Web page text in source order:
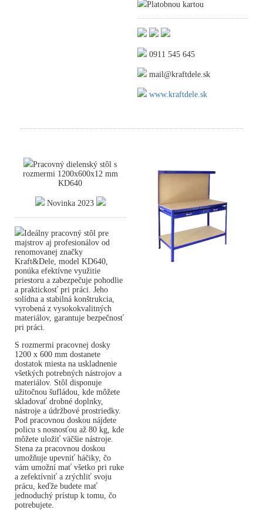
Platobnou kartou
0911 545 645
mail@kraftdele.sk
www.kraftdele.sk
Pracovný dielenský stôl s
rozmermi 1200x600x12 mm
KD640
Novinka 2023
Ideálny pracovný stôl pre
majstrov aj profesionálov od
renomovanej značky
Kraft&Dele, model KD640,
ponúka efektívne využitie
priestoru a zabezpečuje pohodlie
a praktickosť pri práci. Jeho
solídna a stabilná konštrukcia,
vyrobená z vysokokvalitných
materiálov, garantuje bezpečnosť
pri práci.
S rozmermi pracovnej dosky
1200 x 600 mm dostanete
dostatok miesta na uskladnenie
všetkých potrebných nástrojov a
materiálov. Stôl disponuje
užitočnou šufládou, kde môžete
skladovať drobné doplnky,
nástroje a údržbové prostriedky.
Pod pracovnou doskou nájdete
policu s nosnosťou až 80 kg, kde
môžete uložiť väčšie nástroje.
Stena za pracovnou doskou
umožňuje upevniť háčiky, čo
vám umožní mať všetko pri ruke
a zefektívniť a zrýchliť svoju
prácu, keďže budete mať
jednoduchý prístup k tomu, čo
potrebujete.